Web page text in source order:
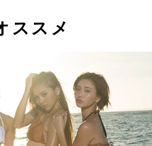
ススメ